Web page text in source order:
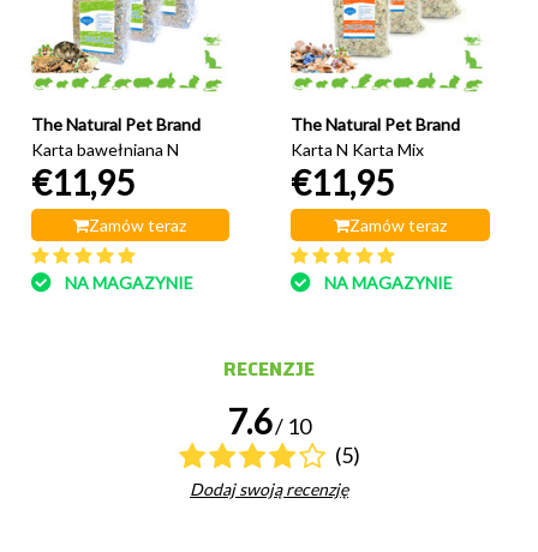
The Natural Pet Brand
Karta bawełniana N
€11,95
Zamów teraz
NA MAGAZYNIE
The Natural Pet Brand
Karta N Karta Mix
€11,95
Zamów teraz
NA MAGAZYNIE
RECENZJE
7.6/ 10
(5)
Dodaj swoją recenzję